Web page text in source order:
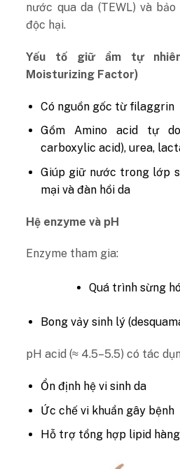
nước qua da (TEWL) và
độc hại.
Yếu tố giữ ẩm tự
Moisturizing Factor)
Có nguồn gốc từ filaggrin
Gồm Amino acid tự
carboxylic acid), urea,
Giúp giữ nước trong lớp
mại và đàn hồi da
Hệ enzyme và pH
Enzyme tham gia:
Quá trình sừng
Bong vảy sinh lý
pH acid (≈ 4.5–5.5) có tác
Ổn định hệ vi sinh da
Ức chế vi khuẩn gây bệnh
Hỗ trợ tổng hợp lipid